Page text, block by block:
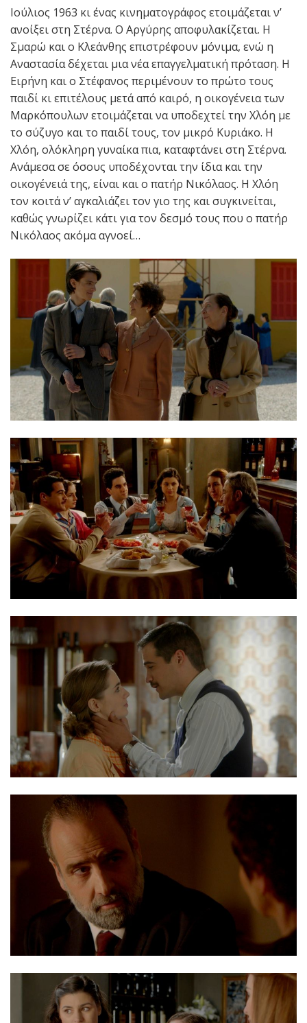
Ιούλιος 1963 κι ένας κινηματογράφος ετοιμάζεται ν’
ανοίξει στη Στέρνα. Ο Αργύρης αποφυλακίζεται. Η
Σμαρώ και ο Κλεάνθης επιστρέφουν μόνιμα, ενώ η
Αναστασία δέχεται μια νέα επαγγελματική πρόταση. Η
Ειρήνη και ο Στέφανος περιμένουν το πρώτο τους
παιδί κι επιτέλους μετά από καιρό, η οικογένεια των
Μαρκόπουλων ετοιμάζεται να υποδεχτεί την Χλόη με
το σύζυγο και το παιδί τους, τον μικρό Κυριάκο. Η
Χλόη, ολόκληρη γυναίκα πια, καταφτάνει στη Στέρνα.
Ανάμεσα σε όσους υποδέχονται την ίδια και την
οικογένειά της, είναι και ο πατήρ Νικόλαος. Η Χλόη
τον κοιτά ν’ αγκαλιάζει τον γιο της και συγκινείται,
καθώς γνωρίζει κάτι για τον δεσμό τους που ο πατήρ
Νικόλαος ακόμα αγνοεί…